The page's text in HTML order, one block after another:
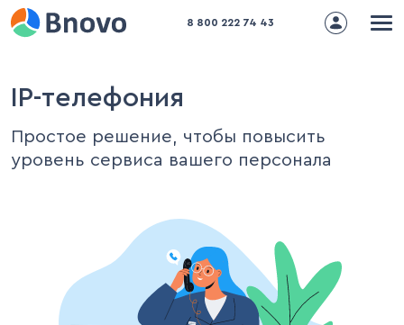
8 800 222 74 43
IP-телефония
Простое решение, чтобы повысить
уровень сервиса вашего персонала
дополнительного модуля